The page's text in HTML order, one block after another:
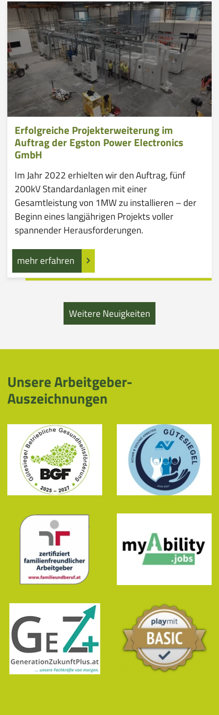
Erfolgreiche Projekterweiterung im
Auftrag der Egston Power Electronics
GmbH
Im Jahr 2022 erhielten wir den Auftrag, fünf
200kV Standardanlagen mit einer
Gesamtleistung von 1MW zu installieren – der
Beginn eines langjährigen Projekts voller
spannender Herausforderungen.
mehr erfahren
Weitere Neuigkeiten
Unsere Arbeitgeber-
Auszeichnungen